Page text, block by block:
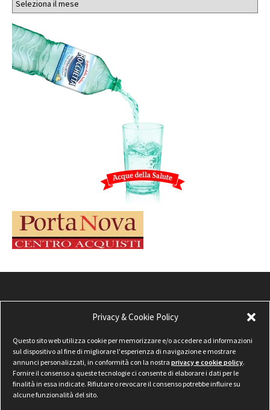
Privacy & Cookie Policy
Questo sito web utilizza cookie per memorizzare e/o accedere ad informazioni
sul dispositivo al fine di migliorare l'esperienza di navigazione e mostrare
annunci personalizzati, in conformità con la nostra privacy e cookie policy.
Fornire il consenso a queste tecnologie ci consente di elaborare i dati per le
finalità in essa indicate. Rifiutare o revocare il consenso potrebbe influire su
alcune funzionalità del sito.